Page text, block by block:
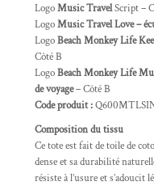
LogoMusic TravelScript –
LogoMusic Travel Love –
LogoBeach Monkey Life
Côté B
LogoBeach Monkey Life
de voyage– Côté B
Code produit :
Composition du tissu
Ce tote est fait de toile de
dense et sa durabilité
résiste à l’usure et